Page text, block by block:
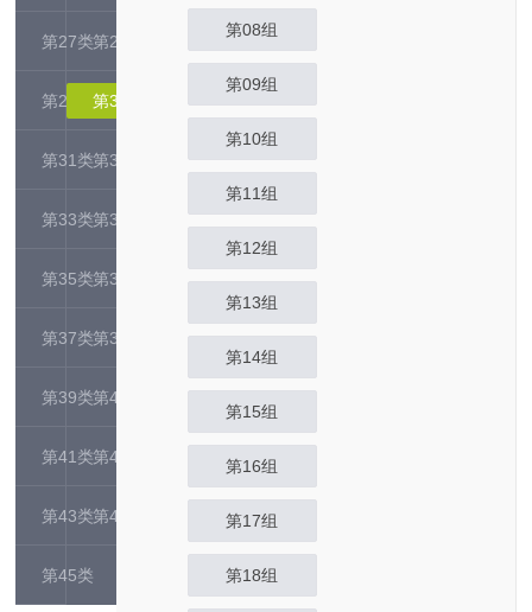
第27类第28类
第29类第30类
第31类第32类
第33类第34类
第35类第36类
第37类第38类
第39类第40类
第41类第42类
第43类第44类
第45类
第08组
第09组
第10组
第11组
第12组
第13组
第14组
第15组
第16组
第17组
第18组